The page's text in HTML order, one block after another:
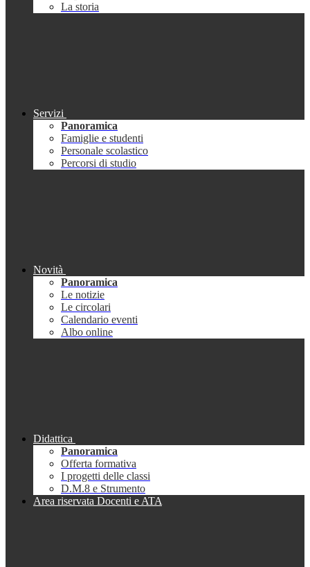
La storia
Servizi
Panoramica
Famiglie e studenti
Personale scolastico
Percorsi di studio
Novità
Panoramica
Le notizie
Le circolari
Calendario eventi
Albo online
Didattica
Panoramica
Offerta formativa
I progetti delle classi
D.M.8 e Strumento
Area riservata Docenti e ATA